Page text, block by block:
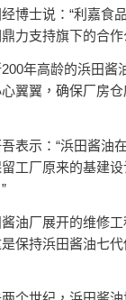
博士说：“利嘉食
力支持旗下的合
年高龄的浜田酱
翼翼，确保厂房
吾表示：“浜田酱油
工厂原来的基建
油厂展开的维修
保持浜田酱油七